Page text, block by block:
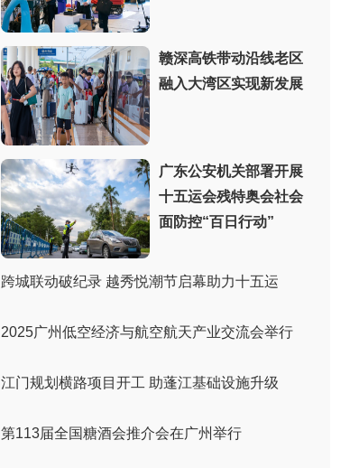
赣深高铁带动沿线老区
融入大湾区实现新发展
广东公安机关部署开展
十五运会残特奥会社会
面防控“百日行动”
跨城联动破纪录 越秀悦潮节启幕助力十五运
2025广州低空经济与航空航天产业交流会举行
江门规划横路项目开工 助蓬江基础设施升级
第113届全国糖酒会推介会在广州举行